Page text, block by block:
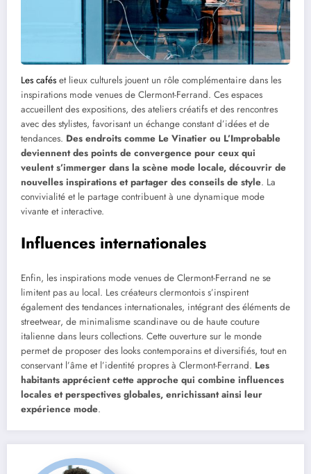
Les cafés et lieux culturels jouent un rôle complémentaire dans les
inspirations mode venues de Clermont-Ferrand. Ces espaces
accueillent des expositions, des ateliers créatifs et des rencontres
avec des stylistes, favorisant un échange constant d’idées et de
tendances. Des endroits comme Le Vinatier ou L’Improbable
deviennent des points de convergence pour ceux qui
veulent s’immerger dans la scène mode locale, découvrir de
nouvelles inspirations et partager des conseils de style. La
convivialité et le partage contribuent à une dynamique mode
vivante et interactive.
Influences internationales
Enfin, les inspirations mode venues de Clermont-Ferrand ne se
limitent pas au local. Les créateurs clermontois s’inspirent
également des tendances internationales, intégrant des éléments de
streetwear, de minimalisme scandinave ou de haute couture
italienne dans leurs collections. Cette ouverture sur le monde
permet de proposer des looks contemporains et diversifiés, tout en
conservant l’âme et l’identité propres à Clermont-Ferrand. Les
habitants apprécient cette approche qui combine influences
locales et perspectives globales, enrichissant ainsi leur
expérience mode.